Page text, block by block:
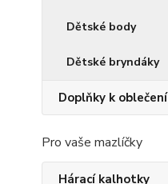
Dětské body
Dětské bryndáky
Doplňky k oblečení
Pro vaše mazlíčky
Hárací kalhotky